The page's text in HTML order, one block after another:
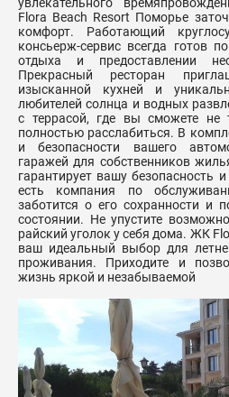
увлекательного
Flora Beach Resort Поморье
комфорт. Работающий
консьерж-сервис всегда готов
отдыха и предоставлении
Прекрасный ресторан
изысканной кухней и
любителей солнца и водных
с террасой, где вы сможете не
полностью расслабиться. В
и безопасности вашего
гаражей для собственников
гарантирует вашу безопасность
есть компания по
заботится о его сохранности и
состоянии. Не упустите
райский уголок у себя дома. ЖК
ваш идеальный выбор для
проживания. Приходите и
жизнь яркой и незабываемой